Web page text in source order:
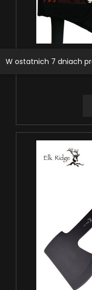
TOPOREK
W ostatnich 7 dniach